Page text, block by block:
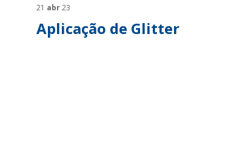
21 abr23
Aplicação de Glitter